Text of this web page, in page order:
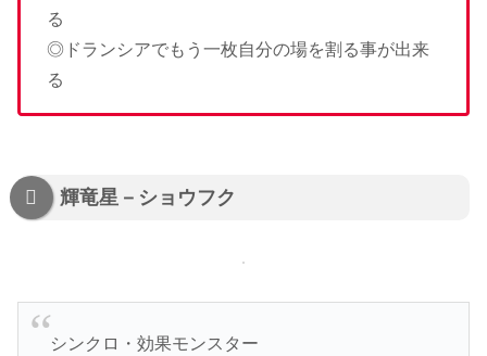
る
◎ドランシアでもう一枚自分の場を割る事が出来
る
輝竜星－ショウフク
シンクロ・効果モンスター